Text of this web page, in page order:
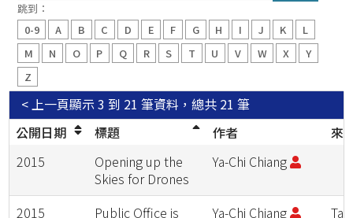
入
前
幾
個
跳到：
0-9
A B C D E F G H I J K
L
M
N O P Q R S T U V W X
Y
Z
顯示 3 到 21 筆資料，總共 21 筆
< 上一頁
公開日期
標題 作者
來
2015
Opening up the
Skies for Drones
Ya-Chi Chiang
2015
Public Office is
Ya-Chi Chiang